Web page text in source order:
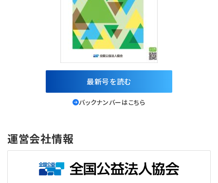
最新号を読む
バックナンバーはこちら
運営会社情報